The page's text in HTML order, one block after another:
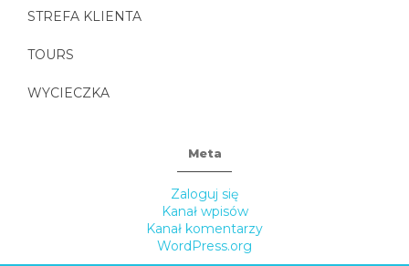
STREFA KLIENTA
TOURS
WYCIECZKA
Meta
Zaloguj się
Kanał wpisów
Kanał komentarzy
WordPress.org